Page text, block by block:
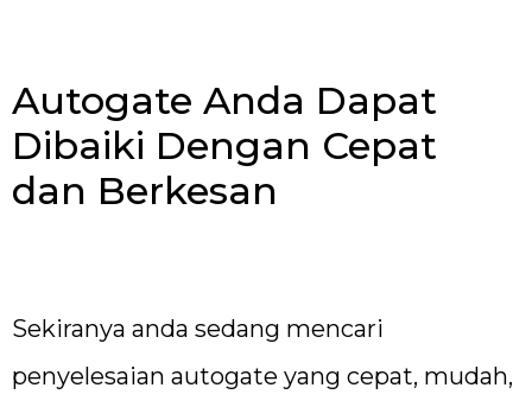
Autogate Anda Dapat
Dibaiki Dengan Cepat
dan Berkesan
Sekiranya anda sedang mencari
penyelesaian autogate yang cepat, mudah,